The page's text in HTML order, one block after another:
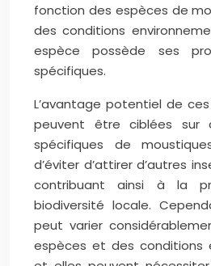
fonction des espèces de
des conditions
espèce possède ses
spécifiques.
L’avantage potentiel de
peuvent être ciblées sur
spécifiques de
d’éviter d’attirer d’autres
contribuant ainsi à la
biodiversité locale.
peut varier
espèces et des conditions